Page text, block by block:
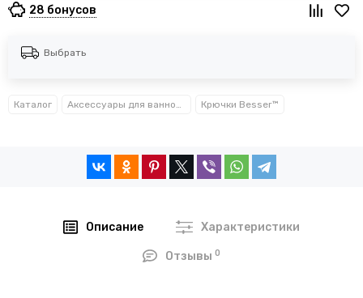
28 бонусов
Выбрать
Каталог Аксессуары для ванной комнаты TM Besser Крючки Besser™
Описание Характеристики
Отзывы0